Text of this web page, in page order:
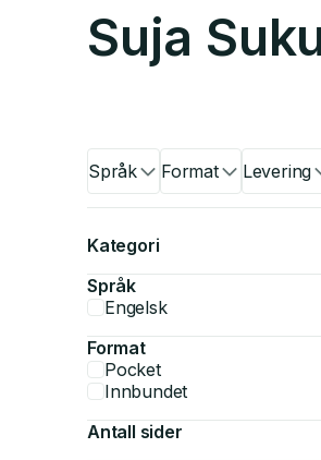
Suja
Språk Format Levering
Kategori
Språk
Engelsk
Format
Pocket
Innbundet
Antall sider